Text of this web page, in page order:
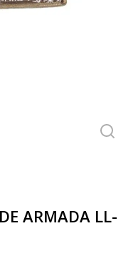
ARMADA LL-